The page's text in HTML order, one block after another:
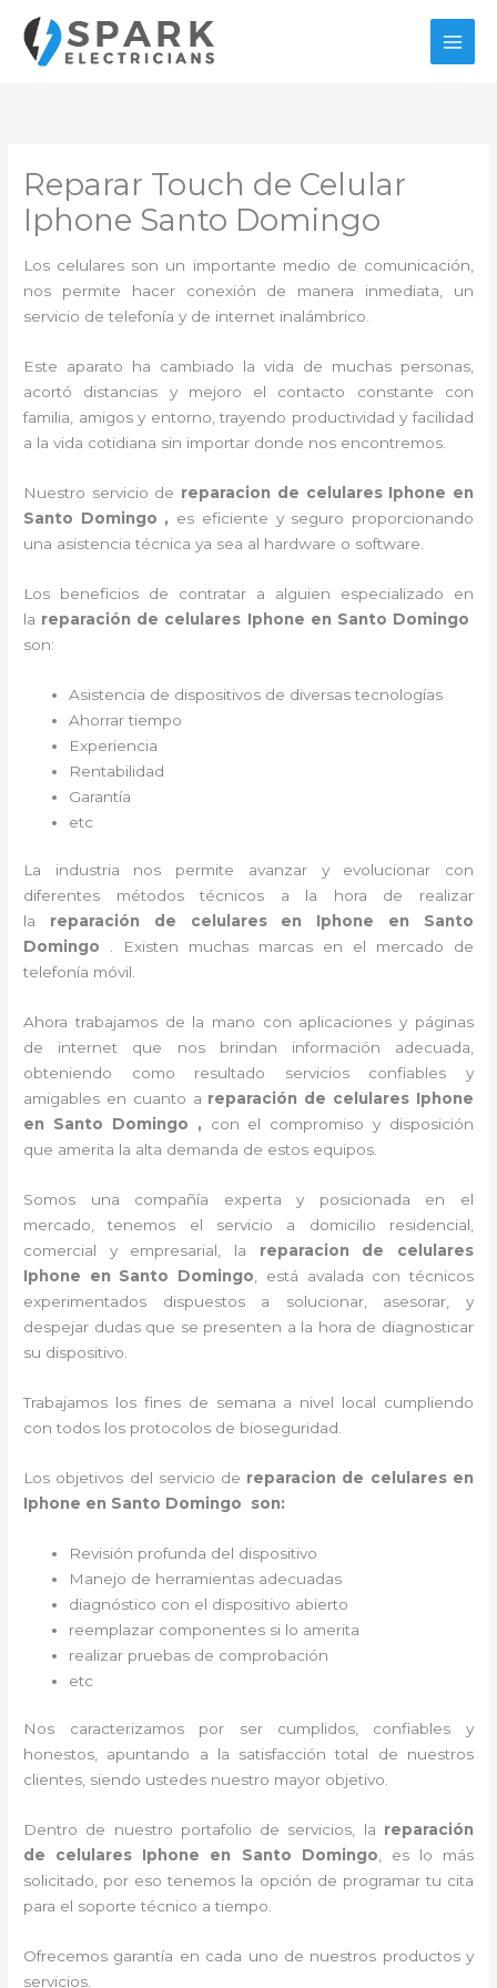
contenido
Reparar Touch de Celular
Iphone Santo Domingo
Los celulares son un importante medio de comunicación,
nos permite hacer conexión de manera inmediata, un
servicio de telefonía y de internet inalámbrico.
Este aparato ha cambiado la vida de muchas personas,
acortó distancias y mejoro el contacto constante con
familia, amigos y entorno, trayendo productividad y facilidad
a la vida cotidiana sin importar donde nos encontremos.
Nuestro servicio de reparacion de celulares Iphone en
Santo Domingo , es eficiente y seguro proporcionando
una asistencia técnica ya sea al hardware o software.
Los beneficios de contratar a alguien especializado en
la reparación de celulares Iphone en Santo Domingo
son:
Asistencia de dispositivos de diversas tecnologías
Ahorrar tiempo
Experiencia
Rentabilidad
Garantía
etc
La industria nos permite avanzar y evolucionar con
diferentes métodos técnicos a la hora de realizar
la reparación de celulares en Iphone en Santo
Domingo . Existen muchas marcas en el mercado de
telefonía móvil.
Ahora trabajamos de la mano con aplicaciones y páginas
de internet que nos brindan información adecuada,
obteniendo como resultado servicios confiables y
amigables en cuanto a reparación de celulares Iphone
en Santo Domingo , con el compromiso y disposición
que amerita la alta demanda de estos equipos.
Somos una compañía experta y posicionada en el
mercado, tenemos el servicio a domicilio residencial,
comercial y empresarial, la reparacion de celulares
Iphone en Santo Domingo , está avalada con técnicos
experimentados dispuestos a solucionar, asesorar, y
despejar dudas que se presenten a la hora de diagnosticar
su dispositivo.
Trabajamos los fines de semana a nivel local cumpliendo
con todos los protocolos de bioseguridad.
Los objetivos del servicio de reparacion de celulares en
Iphone en Santo Domingo son:
Revisión profunda del dispositivo
Manejo de herramientas adecuadas
diagnóstico con el dispositivo abierto
reemplazar componentes si lo amerita
realizar pruebas de comprobación
etc
Nos caracterizamos por ser cumplidos, confiables y
honestos, apuntando a la satisfacción total de nuestros
clientes, siendo ustedes nuestro mayor objetivo.
Dentro de nuestro portafolio de servicios, la reparación
de celulares Iphone en Santo Domingo , es lo más
solicitado, por eso tenemos la opción de programar tu cita
para el soporte técnico a tiempo.
Ofrecemos garantía en cada uno de nuestros productos y
servicios.